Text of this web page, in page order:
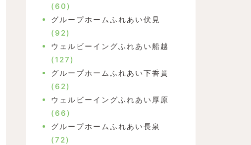
(60)
グループホームふれあい伏見
(92)
ウェルビーイングふれあい船越
(127)
グループホームふれあい下香貫
(62)
ウェルビーイングふれあい厚原
(66)
グループホームふれあい長泉
(72)